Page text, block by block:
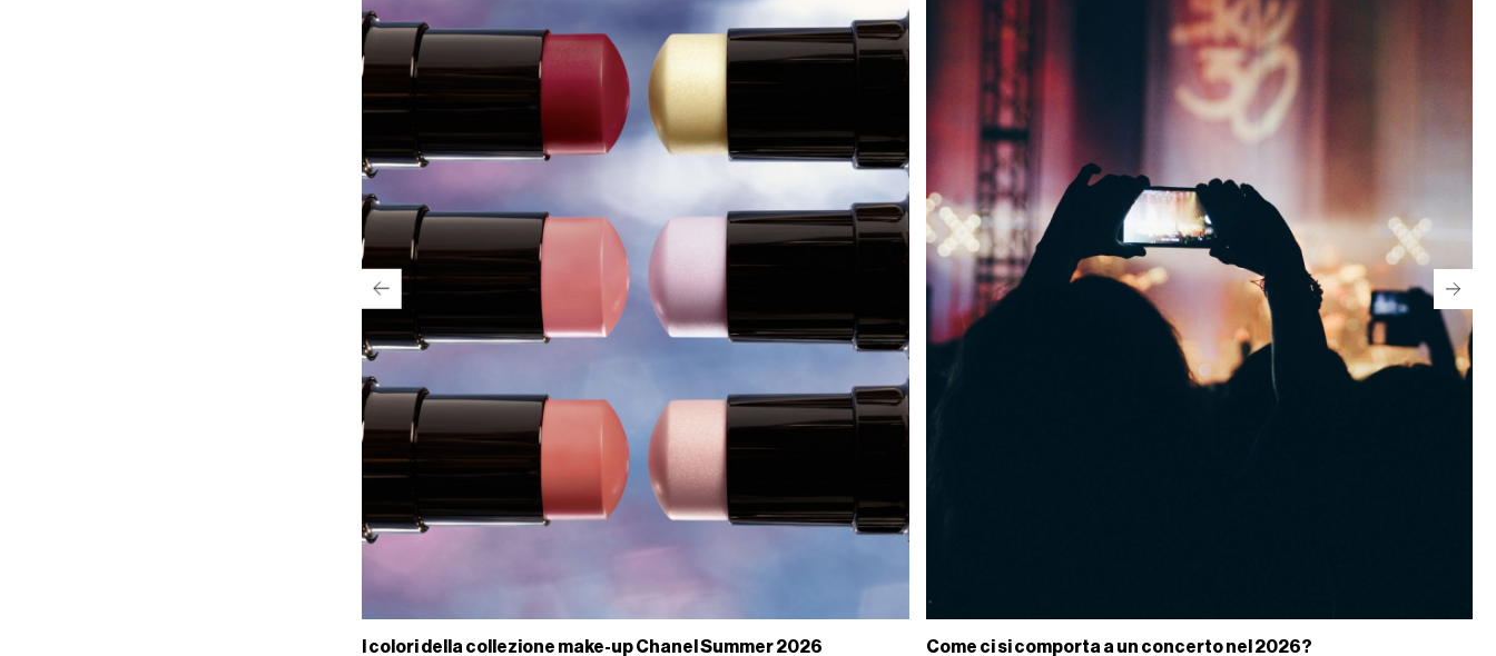
I colori della collezione make-up Chanel Summer 2026 Come ci si comporta a un concerto nel 2026?